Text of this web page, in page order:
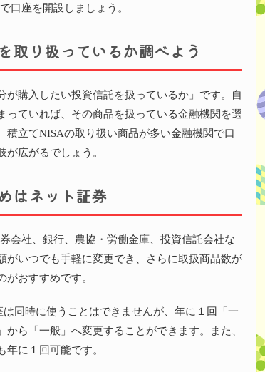
口座を開設しましょう。
取り扱っているか調べよう
が購入したい投資信託を扱っているか」です。自
っていれば、その商品を扱っている金融機関を選
積立てNISAの取り扱い商品が多い金融機関で口
広がるでしょう。
はネット証券
会社、銀行、農協・労働金庫、投資信託会社な
がいつでも手軽に変更でき、さらに取扱商品数が
おすすめです。
同時に使うことはできませんが、年に１回「一
ら「一般」へ変更することができます。また、
に１回可能です。